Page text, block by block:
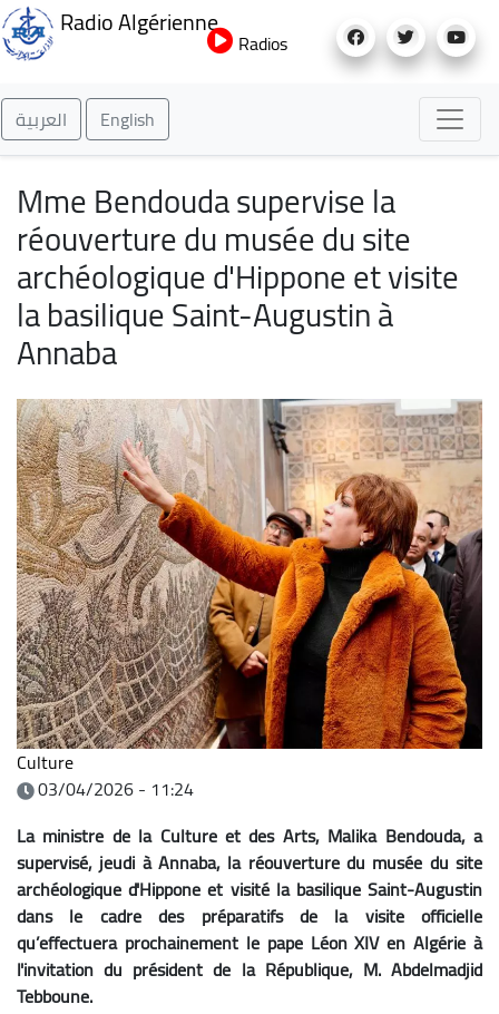
au
Radio Algérienne
Radios
العربية English
Mme Bendouda supervise la
réouverture du musée du site
archéologique d'Hippone et visite
la basilique Saint-Augustin à
Annaba
Culture
03/04/2026 - 11:24
La ministre de la Culture et des Arts, Malika Bendouda, a
supervisé, jeudi à Annaba, la réouverture du musée du site
archéologique d'Hippone et visité la basilique Saint-Augustin
dans le cadre des préparatifs de la visite officielle
qu’effectuera prochainement le pape Léon XIV en Algérie à
l'invitation du président de la République, M. Abdelmadjid
Tebboune.